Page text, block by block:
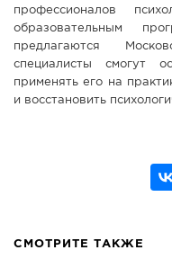
профессионалов
образовательным
предлагаются
специалисты смогут
применять его на
и восстановить
СМОТРИТЕ ТАКЖЕ